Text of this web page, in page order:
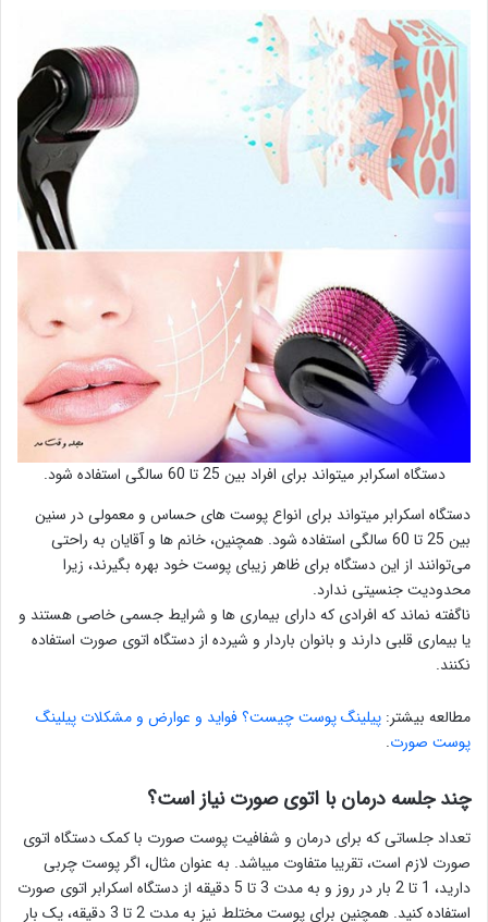
دستگاه اسکرابر میتواند برای افراد بین 25 تا 60 سالگی استفاده شود.
دستگاه اسکرابر میتواند برای انواع پوست های حساس و معمولی در سنین
بین 25 تا 60 سالگی استفاده شود. همچنین، خانم ها و آقایان به راحتی
می‌توانند از این دستگاه برای ظاهر زیبای پوست خود بهره بگیرند، زیرا
محدودیت جنسیتی ندارد.
ناگفته نماند که افرادی که دارای بیماری ها و شرایط جسمی خاصی هستند و
یا بیماری قلبی دارند و بانوان باردار و شیرده از دستگاه اتوی صورت استفاده
نکنند.
مطالعه بیشتر: پیلینگ پوست چیست؟ فواید و عوارض و مشکلات پیلینگ
پوست صورت.
چند جلسه درمان با اتوی صورت نیاز است؟
تعداد جلساتی که برای درمان و شفافیت پوست صورت با کمک دستگاه اتوی
صورت لازم است، تقریبا متفاوت میباشد. به عنوان مثال، اگر پوست چربی
دارید، 1 تا 2 بار در روز و به مدت 3 تا 5 دقیقه از دستگاه اسکرابر اتوی صورت
استفاده کنید. همچنین برای پوست مختلط نیز به مدت 2 تا 3 دقیقه، یک بار